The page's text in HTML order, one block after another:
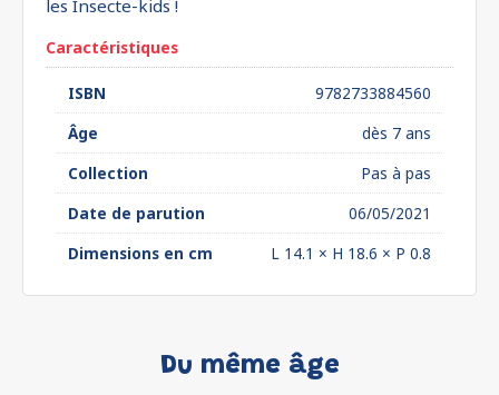
les Insecte-kids !
Caractéristiques
ISBN
9782733884560
Âge
dès 7 ans
Collection
Pas à pas
Date de parution
06/05/2021
Dimensions en cm
L 14.1 × H 18.6 × P 0.8
Du même âge